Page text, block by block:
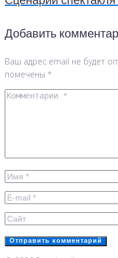
Добавить
Ваш адрес email не будет
помечены *